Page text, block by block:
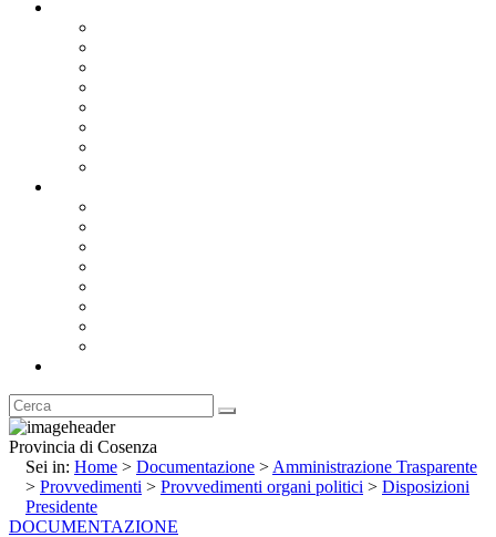
Provincia di Cosenza
Sei in: Home > Documentazione > Amministrazione Trasparente
> Provvedimenti > Provvedimenti organi politici > Disposizioni
Presidente
DOCUMENTAZIONE